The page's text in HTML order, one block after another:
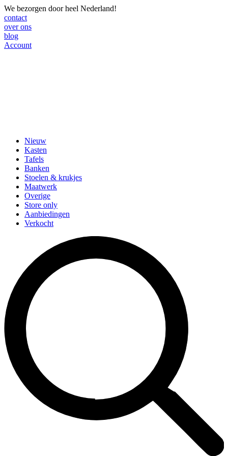
We bezorgen door heel Nederland!
contact
over ons
blog
Account
Nieuw
Kasten
Tafels
Banken
Stoelen & krukjes
Maatwerk
Overige
Store only
Aanbiedingen
Verkocht